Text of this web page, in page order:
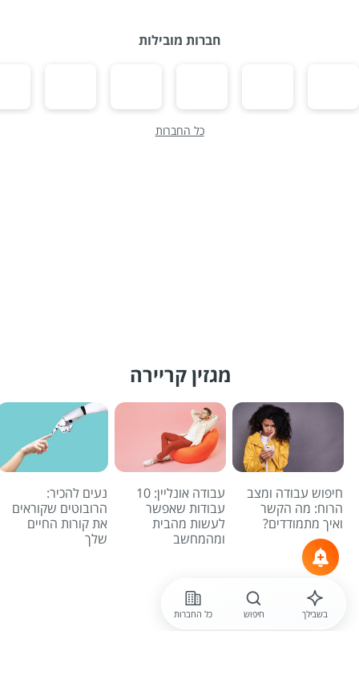
חברות מובילות
כל החברות
מגזין קריירה
חיפוש עבודה ומצב
הרוח: מה הקשר
ואיך מתמודדים?
עבודה אונליין: 10
עבודות שאפשר
לעשות מהבית
ומהמחשב
נעים להכיר:
הרובוטים שקוראים
את קורות החיים
שלך
לכל הכתבות
בשבילך חיפוש כל החברות